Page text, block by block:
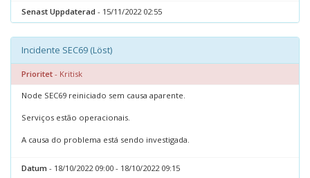
Senast Uppdaterad - 15/11/2022 02:55
Incidente SEC69 (Löst)
Prioritet - Kritisk
Node SEC69 reiniciado sem causa aparente.
Serviços estão operacionais.
A causa do problema está sendo investigada.
Datum - 18/10/2022 09:00 - 18/10/2022 09:15